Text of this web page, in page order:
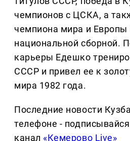
чемпионов с ЦСКА, а
чемпиона мира и Европы
национальной сборной.
карьеры Едешко
СССР и привел ее к
мира 1982 года.
Последние новости
телефоне -
канал «Кемерово Live»